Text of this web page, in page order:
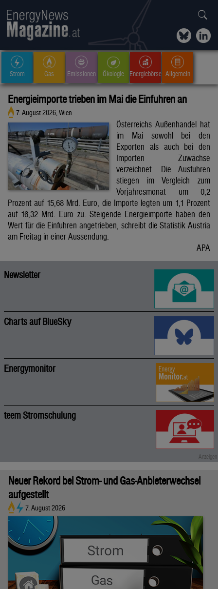
Strom Gas Emissionen Ökologie Energiebörse Allgemein
Energieimporte trieben im Mai die Einfuhren an
7. August 2026, Wien
Österreichs Außenhandel hat
im Mai sowohl bei den
Exporten als auch bei den
Importen Zuwächse
verzeichnet. Die Ausfuhren
stiegen im Vergleich zum
Vorjahresmonat um 0,2
Prozent auf 15,68 Mrd. Euro, die Importe legten um 1,1 Prozent
auf 16,32 Mrd. Euro zu. Steigende Energieimporte haben den
Wert für die Einfuhren angetrieben, schreibt die Statistik Austria
am Freitag in einer Aussendung.
APA
Newsletter
Charts auf BlueSky
Energymonitor
teem Stromschulung
Neuer Rekord bei Strom- und Gas-Anbieterwechsel
aufgestellt
7. August 2026